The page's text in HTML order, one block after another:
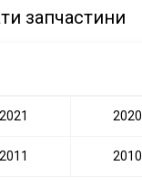
запчастини
2021 2020
2011 2010